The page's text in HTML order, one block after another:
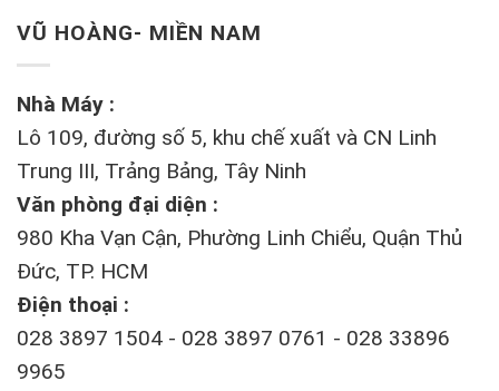
VŨ HOÀNG- MIỀN NAM
Nhà Máy :
Lô 109, đường số 5, khu chế xuất và CN Linh
Trung III, Trảng Bảng, Tây Ninh
Văn phòng đại diện :
980 Kha Vạn Cận, Phường Linh Chiểu, Quận Thủ
Đức, TP. HCM
Điện thoại :
028 3897 1504 - 028 3897 0761 - 028 33896
9965